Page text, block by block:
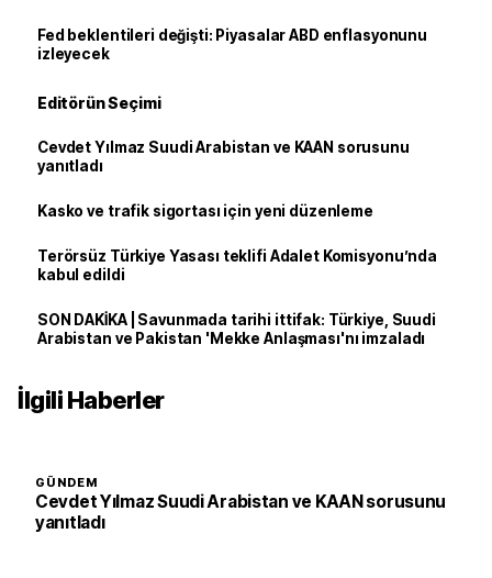
Fed beklentileri değişti: Piyasalar ABD enflasyonunu
izleyecek
Editörün Seçimi
Cevdet Yılmaz Suudi Arabistan ve KAAN sorusunu
yanıtladı
Kasko ve trafik sigortası için yeni düzenleme
Terörsüz Türkiye Yasası teklifi Adalet Komisyonu’nda
kabul edildi
SON DAKİKA | Savunmada tarihi ittifak: Türkiye, Suudi
Arabistan ve Pakistan 'Mekke Anlaşması'nı imzaladı
İlgili Haberler
GÜNDEM
Cevdet Yılmaz Suudi Arabistan ve KAAN sorusunu
yanıtladı